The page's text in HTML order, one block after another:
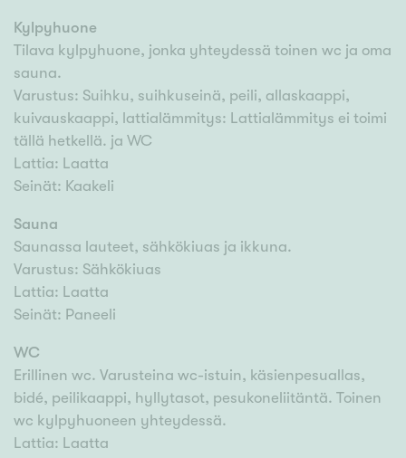
Kylpyhuone
Tilava kylpyhuone, jonka yhteydessä toinen wc ja oma
sauna.
Varustus: Suihku, suihkuseinä, peili, allaskaappi,
kuivauskaappi, lattialämmitys: Lattialämmitys ei toimi
tällä hetkellä. ja WC
Lattia: Laatta
Seinät: Kaakeli
Sauna
Saunassa lauteet, sähkökiuas ja ikkuna.
Varustus: Sähkökiuas
Lattia: Laatta
Seinät: Paneeli
WC
Erillinen wc. Varusteina wc-istuin, käsienpesuallas,
bidé, peilikaappi, hyllytasot, pesukoneliitäntä. Toinen
wc kylpyhuoneen yhteydessä.
Lattia: Laatta